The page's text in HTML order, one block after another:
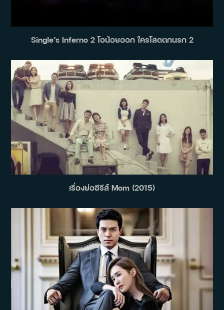
Single’s Inferno 2 โอน้อยออก ใครโสดตกนรก 2
เรื่องย่อซีรีส์ Mom (2015)